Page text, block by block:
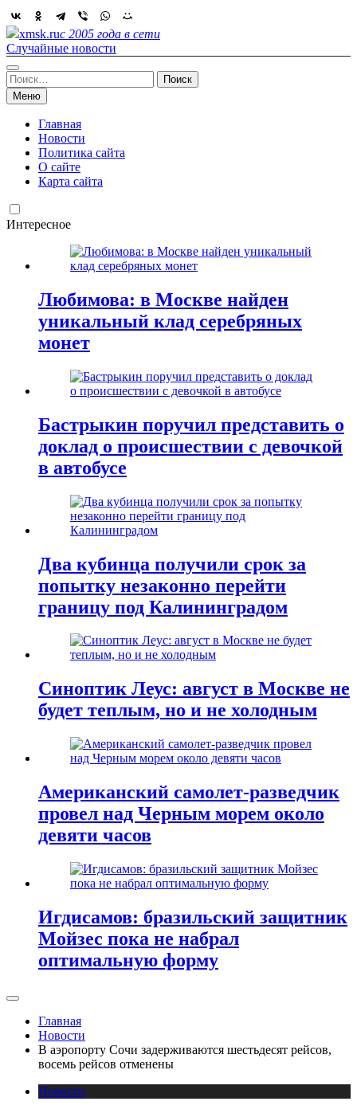
Skip
to
content
xmsk.ruс 2005 года в сети
Случайные новости
Найти:
Меню
Главная
Новости
Политика сайта
О сайте
Карта сайта
Интересное
Любимова: в Москве найден
уникальный клад серебряных
монет
Бастрыкин поручил представить о
доклад о происшествии с девочкой
в автобусе
Два кубинца получили срок за
попытку незаконно перейти
границу под Калининградом
Синоптик Леус: август в Москве не
будет теплым, но и не холодным
Американский самолет-разведчик
провел над Черным морем около
девяти часов
Игдисамов: бразильский защитник
Мойзес пока не набрал
оптимальную форму
Главная
Новости
В аэропорту Сочи задерживаются шестьдесят рейсов,
восемь рейсов отменены
Новости